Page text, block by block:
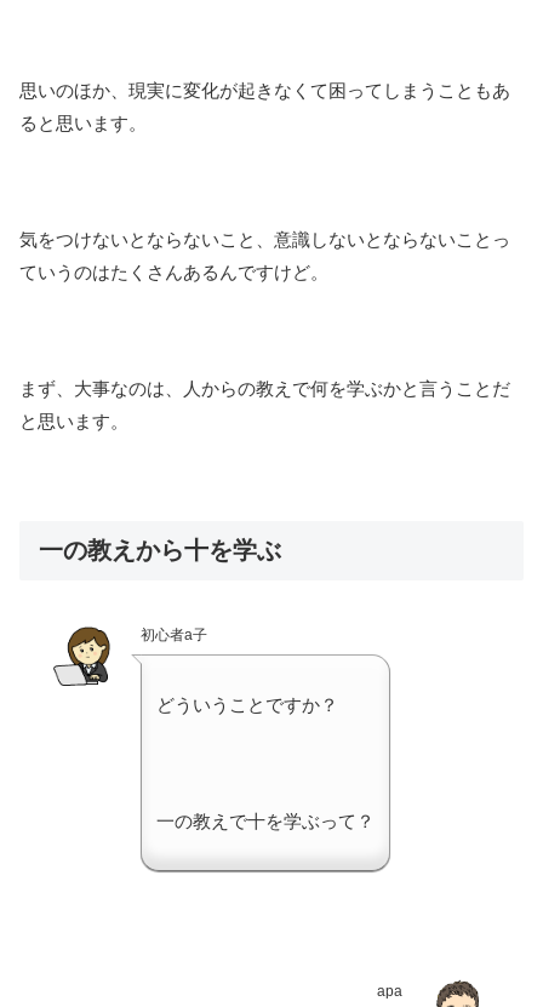
思いのほか、現実に変化が起きなくて困ってしまうこともあ
ると思います。
気をつけないとならないこと、意識しないとならないことっ
ていうのはたくさんあるんですけど。
まず、大事なのは、人からの教えで何を学ぶかと言うことだ
と思います。
一の教えから十を学ぶ
初心者a子
どういうことですか？
一の教えで十を学ぶって？
apa